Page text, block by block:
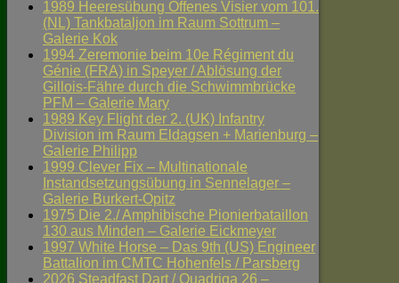
1989 Heeresübung Offenes Visier vom 101.
(NL) Tankbataljon im Raum Sottrum –
Galerie Kok
1994 Zeremonie beim 10e Régiment du
Génie (FRA) in Speyer / Ablösung der
Gillois-Fähre durch die Schwimmbrücke
PFM – Galerie Mary
1989 Key Flight der 2. (UK) Infantry
Division im Raum Eldagsen + Marienburg –
Galerie Philipp
1999 Clever Fix – Multinationale
Instandsetzungsübung in Sennelager –
Galerie Burkert-Opitz
1975 Die 2./ Amphibische Pionierbataillon
130 aus Minden – Galerie Eickmeyer
1997 White Horse – Das 9th (US) Engineer
Battalion im CMTC Hohenfels / Parsberg
2026 Steadfast Dart / Quadriga 26 –